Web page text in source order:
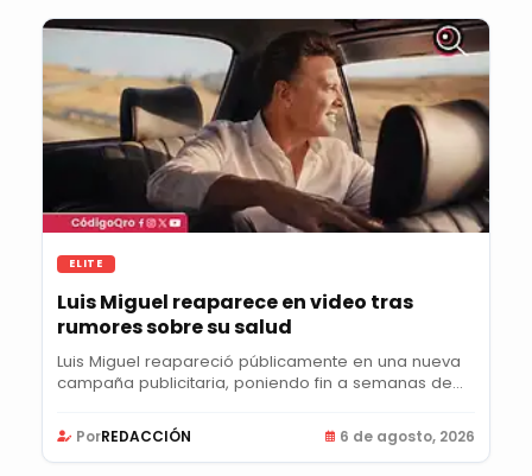
ELITE
Luis Miguel reaparece en video tras
rumores sobre su salud
Luis Miguel reapareció públicamente en una nueva
campaña publicitaria, poniendo fin a semanas de...
PorREDACCIÓN 6 de agosto, 2026